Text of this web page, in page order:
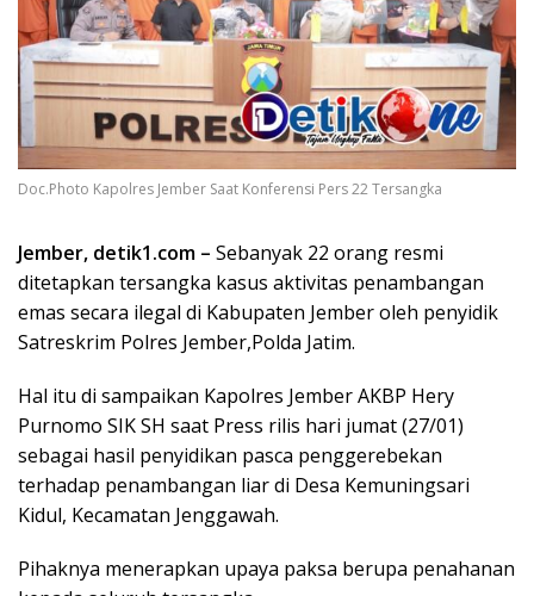
Doc.Photo Kapolres Jember Saat Konferensi Pers 22 Tersangka
Jember, detik1.com – Sebanyak 22 orang resmi
ditetapkan tersangka kasus aktivitas penambangan
emas secara ilegal di Kabupaten Jember oleh penyidik
Satreskrim Polres Jember,Polda Jatim.
Hal itu di sampaikan Kapolres Jember AKBP Hery
Purnomo SIK SH saat Press rilis hari jumat (27/01)
sebagai hasil penyidikan pasca penggerebekan
terhadap penambangan liar di Desa Kemuningsari
Kidul, Kecamatan Jenggawah.
Pihaknya menerapkan upaya paksa berupa penahanan